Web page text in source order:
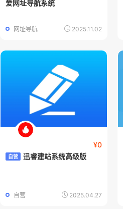
爱网址导航系统
2025.11.02
网址导航
¥0
自营 迅睿建站系统高级版
2025.04.27
自营